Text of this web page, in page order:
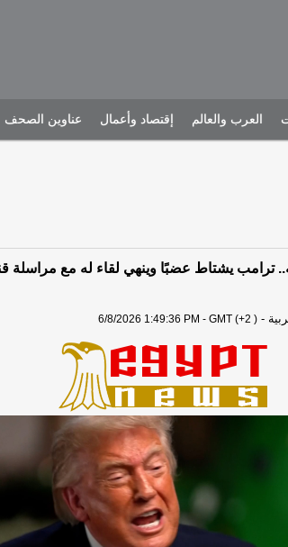
العرب والعالم إقتصاد وأعمال عناوين الصحف
-
6/8/2026 1:49:36 PM - GMT (+2 )